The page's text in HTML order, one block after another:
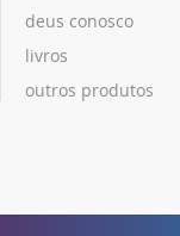
deus conosco
livros
outros produtos